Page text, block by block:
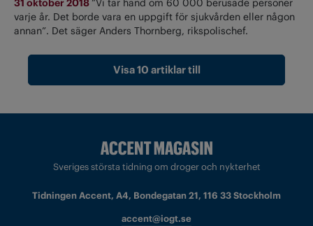
31 oktober 2018 ”Vi tar hand om 60 000 berusade personer
varje år. Det borde vara en uppgift för sjukvården eller någon
annan”. Det säger Anders Thornberg, rikspolischef.
Visa 10 artiklar till
Sveriges största tidning om droger och nykterhet
Tidningen Accent, A4, Bondegatan 21, 116 33 Stockholm
accent@iogt.se